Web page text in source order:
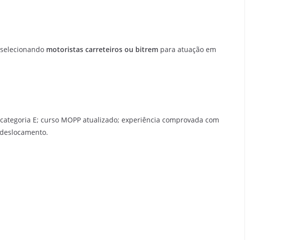
motoristas carreteiros ou bitrem para atuação em
E; curso MOPP atualizado; experiência comprovada com